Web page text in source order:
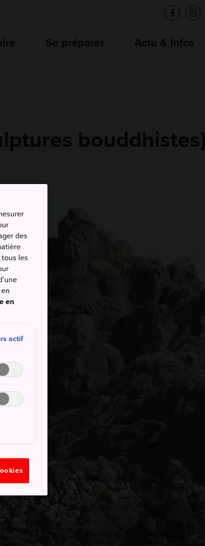
Se préparer Actu & Infos
bouddhistes)
des
tous les
en
actif